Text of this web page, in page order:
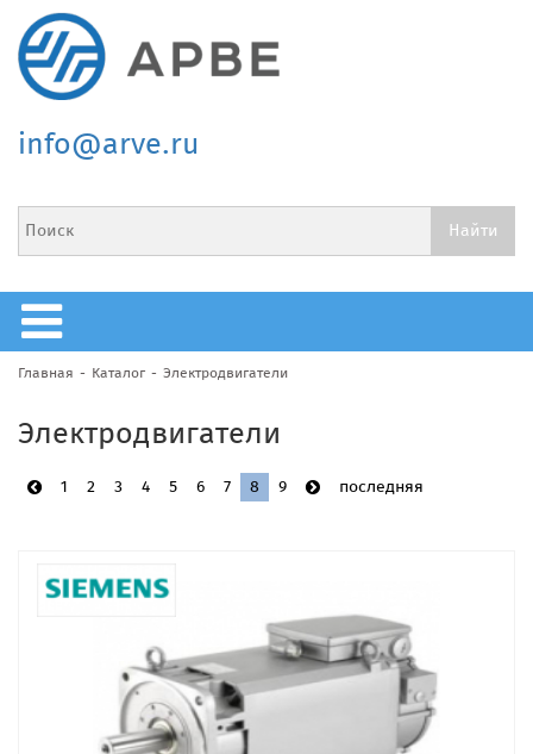
info@arve.ru
Главная Каталог Электродвигатели
Электродвигатели
1 2 3 4 5 6 7 8 9 последняя